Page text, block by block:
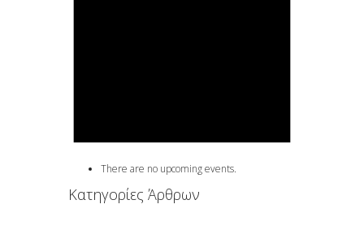
There are no upcoming events.
Κατηγορίες Άρθρων